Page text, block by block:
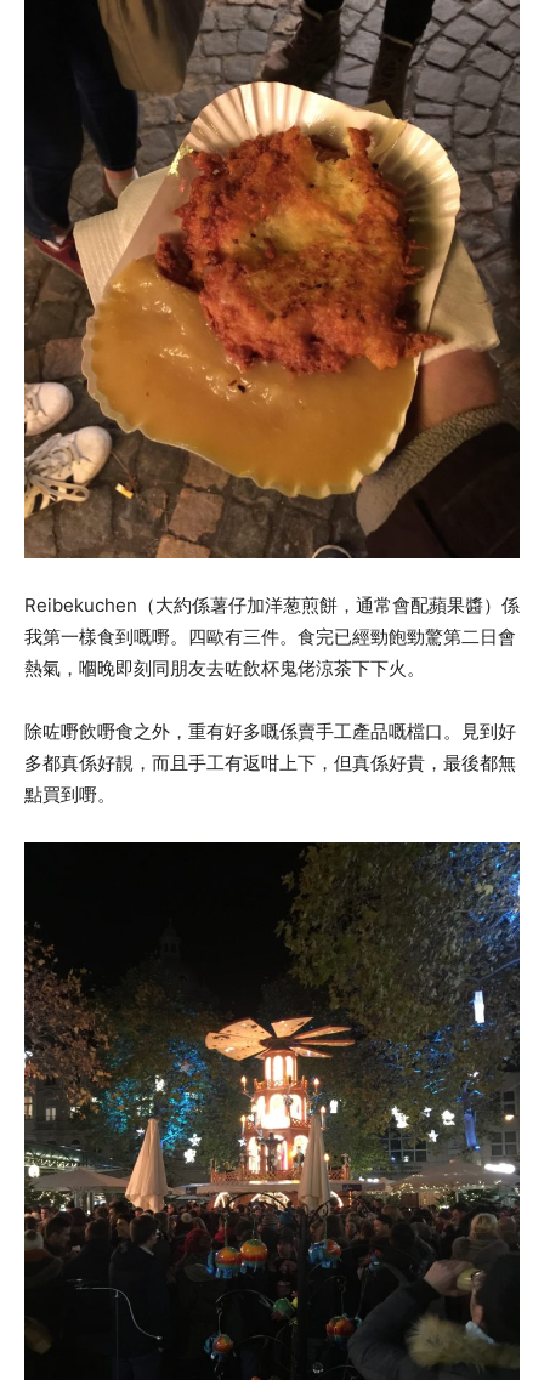
Reibekuchen（大約係薯仔加洋葱煎餅，通常會配蘋果醬）係
我第一樣食到嘅嘢。四歐有三件。食完已經勁飽勁驚第二日會
熱氣，嗰晚即刻同朋友去咗飲杯鬼佬涼茶下下火。
除咗嘢飲嘢食之外，重有好多嘅係賣手工產品嘅檔口。見到好
多都真係好靚，而且手工有返咁上下，但真係好貴，最後都無
點買到嘢。